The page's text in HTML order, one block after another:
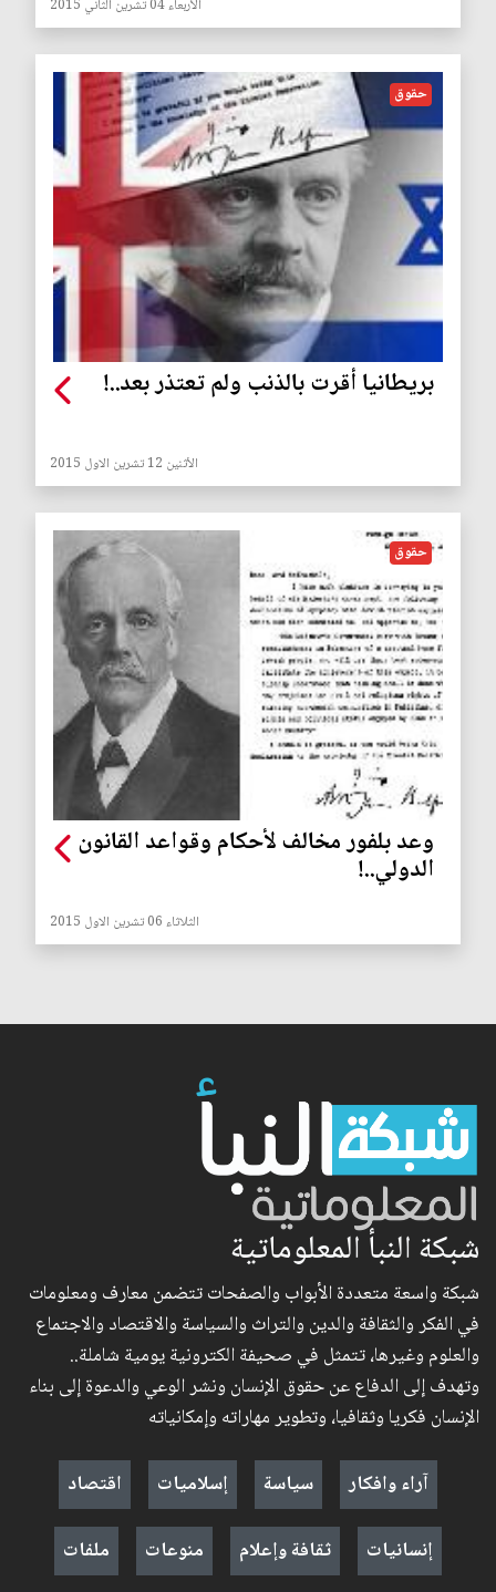
الأربعاء 04 تشرين الثاني 2015
حقوق
بريطانيا أقرت بالذنب ولم تعتذر بعد..!
الأثنين 12 تشرين الاول 2015
حقوق
وعد بلفور مخالف لأحكام وقواعد القانون
الدولي..!
الثلاثاء 06 تشرين الاول 2015
شبكة النبأ المعلوماتية
شبكة واسعة متعددة الأبواب والصفحات تتضمن معارف ومعلومات
في الفكر والثقافة والدين والتراث والسياسة والاقتصاد والاجتماع
والعلوم وغيرها، تتمثل في صحيفة الكترونية يومية شاملة..
وتهدف إلى الدفاع عن حقوق الإنسان ونشر الوعي والدعوة إلى بناء
الإنسان فكريا وثقافيا، وتطوير مهاراته وإمكانياته
آراء وافكار
سياسة إسلاميات
اقتصاد
إنسانيات
ثقافة وإعلام منوعات ملفات